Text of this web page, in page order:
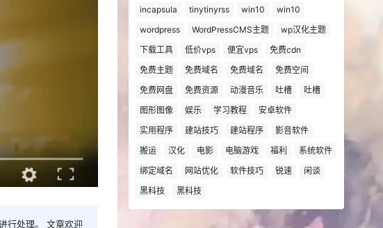
行处理。 文章欢迎
incapsula
tinytinyrss win10
win10
wordpress
WordPressCMS主题
wp汉化主题
下载工具
低价vps 便宜vps
免费cdn
免费主题
免费域名 免费域名
免费空间
免费网盘
免费资源 动漫音乐 吐槽
吐槽
图形图像
娱乐 学习教程
安卓软件
实用程序
建站技巧 建站程序
影音软件
搬运
汉化 电影 电脑游戏 福利
系统软件
绑定域名
网站优化 软件技巧 锐速
闲谈
黑科技
黑科技